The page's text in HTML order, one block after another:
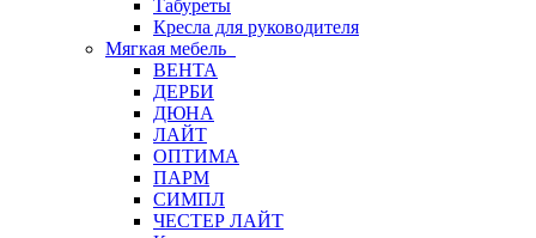
Табуреты
Кресла для руководителя
Мягкая мебель
ВЕНТА
ДЕРБИ
ДЮНА
ЛАЙТ
ОПТИМА
ПАРМ
СИМПЛ
ЧЕСТЕР ЛАЙТ